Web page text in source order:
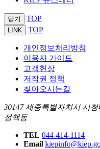
닫기 TOP
LINK TOP
개인정보처리방침
이용자 가이드
고객헌장
저작권 정책
찾아오시는길
30147 세종특별자치시 시
정책동
TEL 044-414-1114
Email